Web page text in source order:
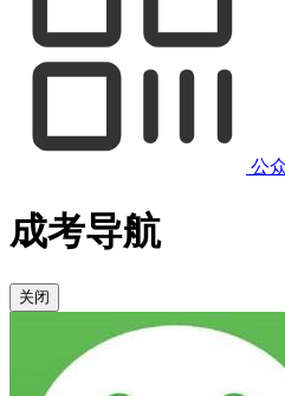
公
成考导航
关闭